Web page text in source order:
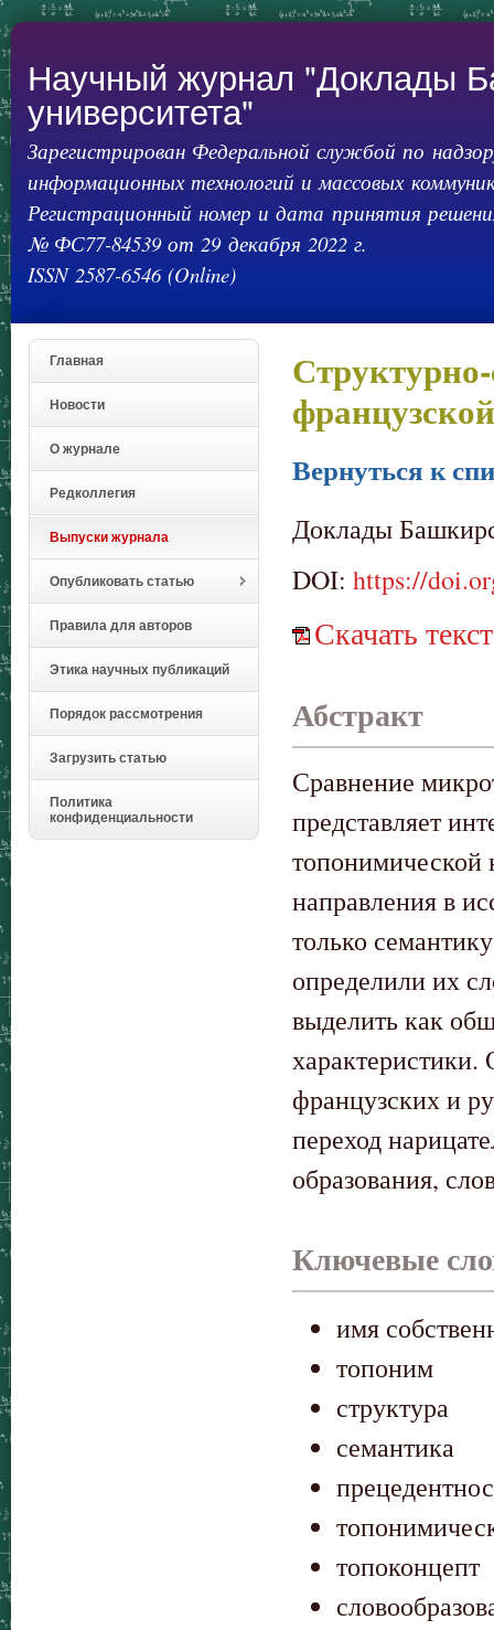
Научный журнал "Доклады
университета"
Зарегистрирован Федеральной службой по
информационных технологий и массовых
Регистрационный номер и дата принятия
№ ФС77-84539 от 29 декабря 2022 г.
ISSN 2587-6546 (Online)
Главная
Новости
О журнале
Редколлегия
Выпуски журнала
Опубликовать статью
Правила для авторов
Этика научных публикаций
Порядок рассмотрения
Загрузить статью
Политика
конфиденциальности
Вернуться к
Доклады
DOI: https://
Скачать
Абстракт
Сравнение
представляет
направления в
только
определили их
выделить как
французских и
переход
образования,
Ключевые
имя
топоним
структура
семантика
топоконцепт